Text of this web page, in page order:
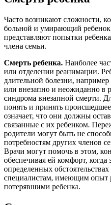
Часто возникают сложности,
больной и умирающий
представляют попытки
члена семьи.
Смерть ребенка. Наиболее
или отделении реанимации.
длительной болезни, например
или внезапно и неожиданно в
синдрома внезапной смерти.
понять и принять
означает, что они должны
связанные с их ребенком.
родители могут быть не
потребностям других членов
Врачи могут помочь в этом,
обеспечивая ей комфорт,
определенных
специалистам, имеющим опыт
потерявшими ребенка.